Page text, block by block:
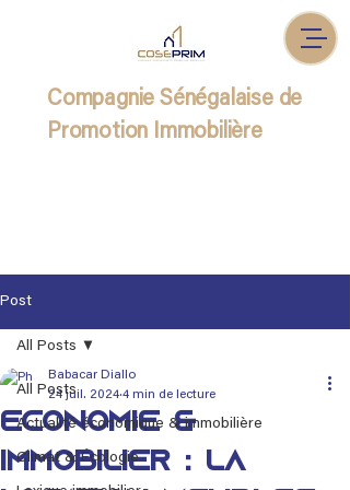
Compagnie Sénégalaise de
Promotion Immobilière
Post
All Posts
Actualité économique & immobilière
Climat & Écologie
All Posts
Économie &
Immobilier : La
Babacar Diallo
24 juil. 2024 4 min de lecture